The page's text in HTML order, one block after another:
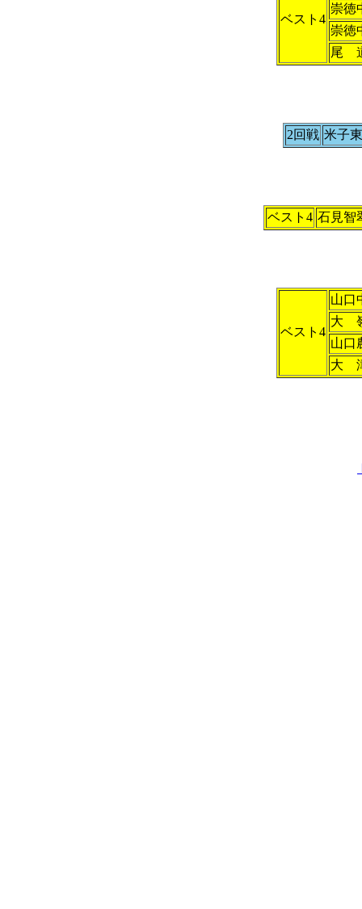
ベスト4
崇徳
崇徳
尾
2回戦 米子東
ベスト4 石見智
ベスト4
山口
大
山口
大